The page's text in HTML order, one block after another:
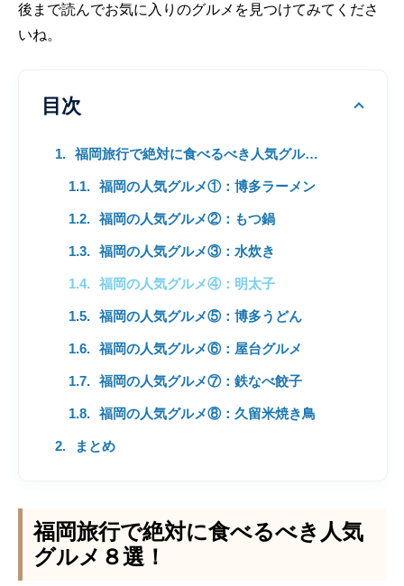
後まで読んでお気に入りのグルメを見つけてみてくださ
いね。
目次
福岡旅行で絶対に食べるべき人気グルメ８選！
福岡の人気グルメ①：博多ラーメン
福岡の人気グルメ②：もつ鍋
福岡の人気グルメ③：水炊き
福岡の人気グルメ④：明太子
福岡の人気グルメ⑤：博多うどん
福岡の人気グルメ⑥：屋台グルメ
福岡の人気グルメ⑦：鉄なべ餃子
福岡の人気グルメ⑧：久留米焼き鳥
まとめ
福岡旅行で絶対に食べるべき人気
グルメ８選！